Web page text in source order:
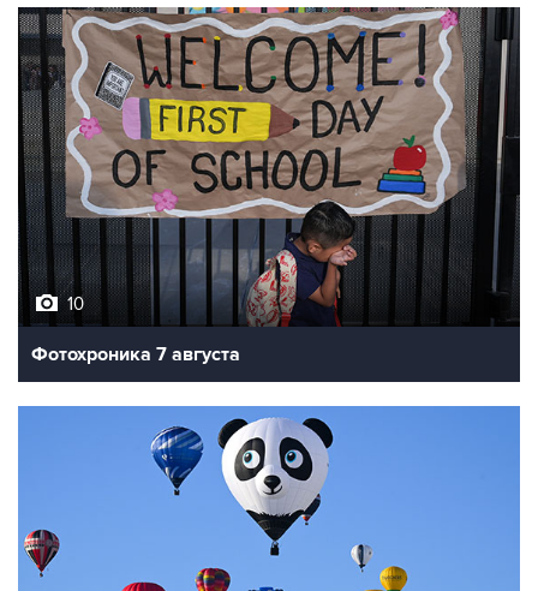
10
Фотохроника 7 августа